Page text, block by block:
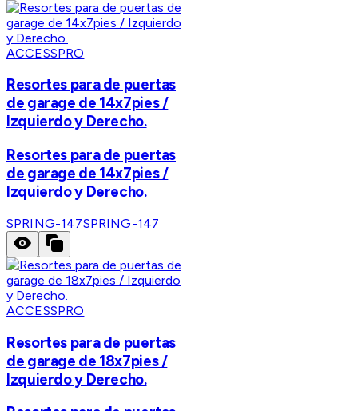
ACCESSPRO
Resortes para de puertas
de garage de 14x7pies /
Izquierdo y Derecho.
Resortes para de puertas
de garage de 14x7pies /
Izquierdo y Derecho.
SPRING-147SPRING-147
ACCESSPRO
Resortes para de puertas
de garage de 18x7pies /
Izquierdo y Derecho.